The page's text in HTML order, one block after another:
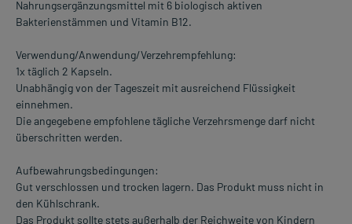
Nahrungsergänzungsmittel mit 6 biologisch aktiven
Bakterienstämmen und Vitamin B12.
Verwendung/Anwendung/Verzehrempfehlung:
1x täglich 2 Kapseln.
Unabhängig von der Tageszeit mit ausreichend Flüssigkeit
einnehmen.
Die angegebene empfohlene tägliche Verzehrsmenge darf nicht
überschritten werden.
Aufbewahrungsbedingungen:
Gut verschlossen und trocken lagern. Das Produkt muss nicht in
den Kühlschrank.
Das Produkt sollte stets außerhalb der Reichweite von Kindern